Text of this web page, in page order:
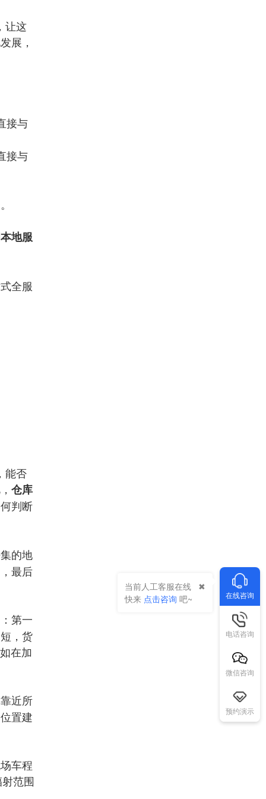
让这
展，
接与
接与
地服
全服
能否
仓库
判断
的地
最后
第一
，货
在加
近所
置建
车程
范围
在线咨询
当前人工客服在线
快来 点击咨询 吧~
电话咨询
微信咨询
预约演示